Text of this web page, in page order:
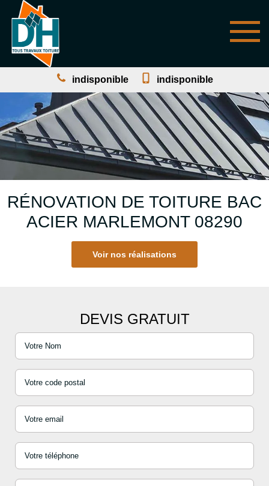
indisponible indisponible
RÉNOVATION DE TOITURE BAC
ACIER MARLEMONT 08290
Voir nos réalisations
DEVIS GRATUIT